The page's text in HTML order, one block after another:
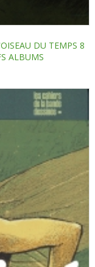
DU TEMPS 8
ALBUMS